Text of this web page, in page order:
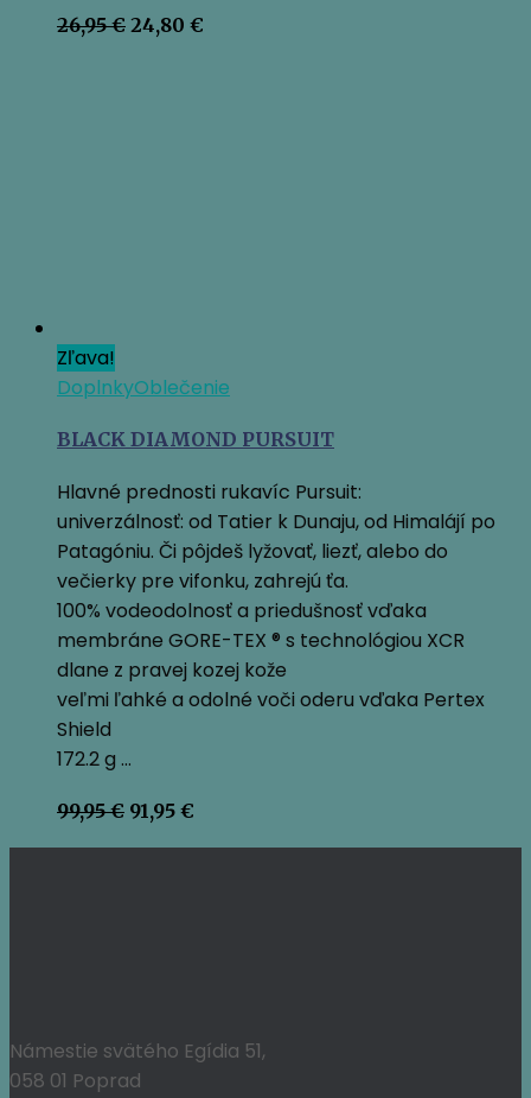
26,95€ Pôvodná
24,80 €
Zľava!
DoplnkyOblečenie
BLACK DIAMOND PURSUIT
Hlavné prednosti rukavíc Pursuit:
univerzálnosť: od Tatier k Dunaju, od Himalájí po
Patagóniu. Či pôjdeš lyžovať, liezť, alebo do
večierky pre vifonku, zahrejú ťa.
100% vodeodolnosť a priedušnosť vďaka
membráne GORE-TEX ® s technológiou XCR
dlane z pravej kozej kože
veľmi ľahké a odolné voči oderu vďaka Pertex
Shield
172.2 g …
99,95€ Pôvodná
91,95 €
Námestie svätého Egídia 51,
058 01 Poprad